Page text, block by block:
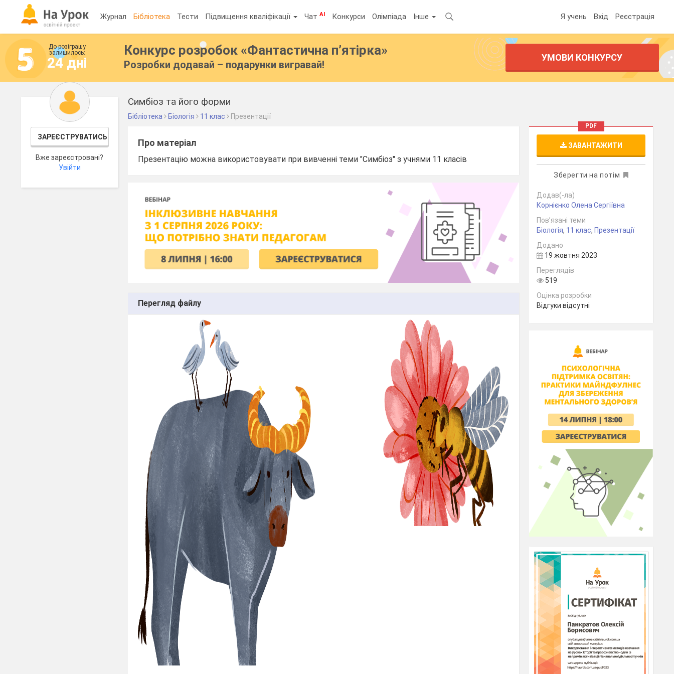
Журнал Бібліотека Тести Підвищення кваліфікації ЧатAI Конкурси Олімпіада Інше Я учень Вхід Реєстрація
До розіграшу
залишилось:
24 дні
Конкурс розробок «Фантастична п’ятірка»
Розробки додавай – подарунки вигравай!
УМОВИ КОНКУРСУ
ЗАРЕЄСТРУВАТИСЬ
Вже зареєстровані?
Увійти
Симбіоз та його форми
Бібліотека Біологія 11 клас Презентації
Про матеріал
Презентацію можна використовувати при вивченні теми "Симбіоз" з учнями 11 класів
Перегляд файлу
PDF
ЗАВАНТАЖИТИ
Зберегти на потім
Додав(-ла)
Корнієнко Олена Сергіївна
Пов’язані теми
Біологія, 11 клас, Презентації
Додано
19 жовтня 2023
Переглядів
519
Оцінка розробки
Відгуки відсутні